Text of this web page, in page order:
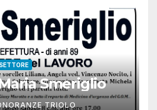
Smeriglio
TRIOLO